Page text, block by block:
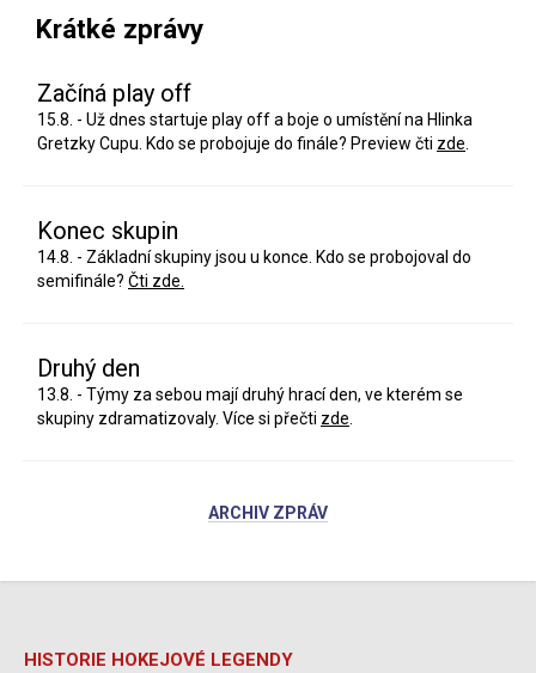
Krátké zprávy
Začíná play off
15.8. - Už dnes startuje play off a boje o umístění na Hlinka
Gretzky Cupu. Kdo se probojuje do finále? Preview čti zde
Konec skupin
14.8. - Základní skupiny jsou u konce. Kdo se probojoval do
semifinále? Čti zde.
Druhý den
13.8. - Týmy za sebou mají druhý hrací den, ve kterém se
skupiny zdramatizovaly. Více si přečti zde
ARCHIV ZPRÁV
HISTORIE HOKEJOVÉ LEGENDY